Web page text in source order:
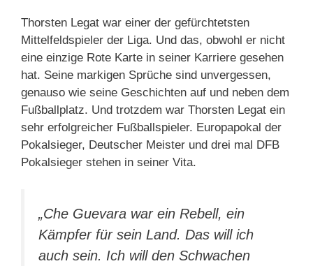
Thorsten Legat war einer der gefürchtetsten
Mittelfeldspieler der Liga. Und das, obwohl er nicht
eine einzige Rote Karte in seiner Karriere gesehen
hat. Seine markigen Sprüche sind unvergessen,
genauso wie seine Geschichten auf und neben dem
Fußballplatz. Und trotzdem war Thorsten Legat ein
sehr erfolgreicher Fußballspieler. Europapokal der
Pokalsieger, Deutscher Meister und drei mal DFB
Pokalsieger stehen in seiner Vita.
„Che Guevara war ein Rebell, ein
Kämpfer für sein Land. Das will ich
auch sein. Ich will den Schwachen